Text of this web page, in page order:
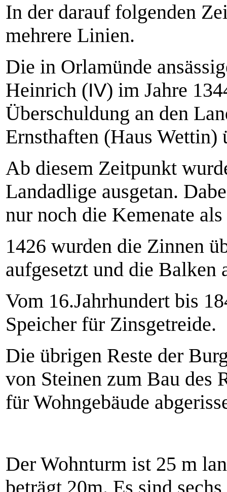
In der darauf folgenden
mehrere Linien.
Die in Orlamünde
Heinrich (IV) im Jahre
Überschuldung an den
Ernsthaften (Haus Wettin)
Ab diesem Zeitpunkt
Landadlige ausgetan.
nur noch die Kemenate
1426 wurden die Zinnen
aufgesetzt und die Balken
Vom 16.Jahrhundert bis
Speicher für Zinsgetreide.
Die übrigen Reste der
von Steinen zum Bau des
für Wohngebäude
Der Wohnturm ist 25 m
beträgt 20m. Es sind